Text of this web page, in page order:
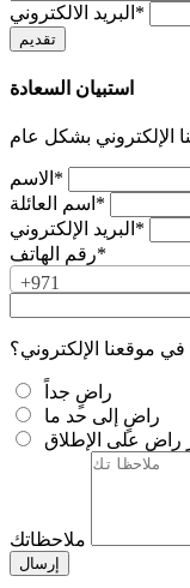
البريد الالكتروني*
استبيان السعادة
الإلكتروني بشكل عام
الاسم*
اسم العائلة*
البريد الإلكتروني*
رقم الهاتف*
+971
موقعنا الإلكتروني؟
راضٍ جداً
راضٍ إلى حد ما
راضٍ على الإطلاق
ملاحظاتك